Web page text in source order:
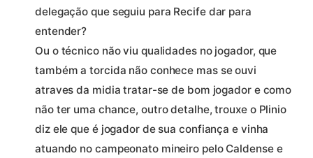
delegação que seguiu para Recife dar para
entender?
Ou o técnico não viu qualidades no jogador, que
também a torcida não conhece mas se ouvi
atraves da midia tratar-se de bom jogador e como
não ter uma chance, outro detalhe, trouxe o Plinio
diz ele que é jogador de sua confiança e vinha
atuando no campeonato mineiro pelo Caldense e